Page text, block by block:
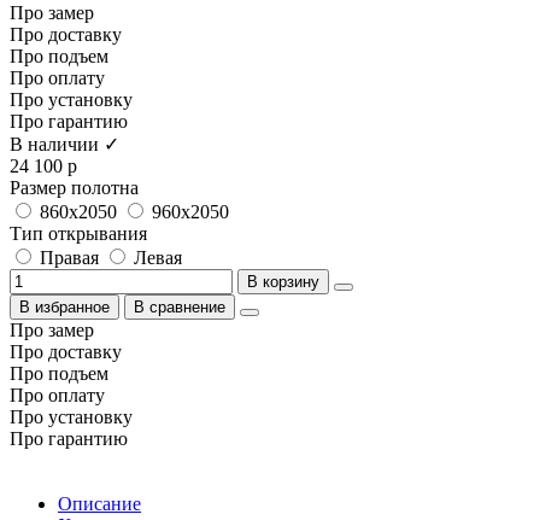
Про замер
Про доставку
Про подъем
Про оплату
Про установку
Про гарантию
В наличии ✓
24 100 р
Размер полотна
860x2050
960x2050
Тип открывания
Правая
Левая
В корзину
В избранное
В сравнение
Про замер
Про доставку
Про подъем
Про оплату
Про установку
Про гарантию
Описание